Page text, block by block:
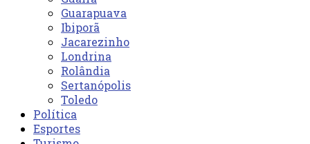
Guarapuava
Ibiporã
Jacarezinho
Londrina
Rolândia
Sertanópolis
Toledo
Política
Esportes